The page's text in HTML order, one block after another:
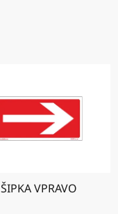
ŠIPKA VPRAVO